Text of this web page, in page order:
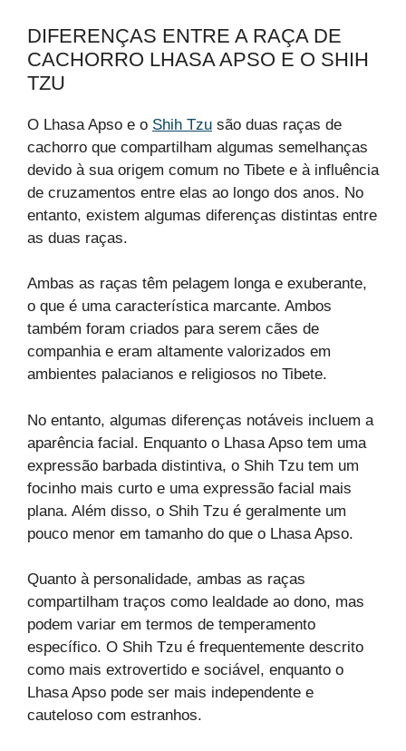
DIFERENÇAS ENTRE A RAÇA DE
CACHORRO LHASA APSO E O SHIH
TZU
O Lhasa Apso e o Shih Tzu são duas raças de
cachorro que compartilham algumas semelhanças
devido à sua origem comum no Tibete e à influência
de cruzamentos entre elas ao longo dos anos. No
entanto, existem algumas diferenças distintas entre
as duas raças.
Ambas as raças têm pelagem longa e exuberante,
o que é uma característica marcante. Ambos
também foram criados para serem cães de
companhia e eram altamente valorizados em
ambientes palacianos e religiosos no Tibete.
No entanto, algumas diferenças notáveis incluem a
aparência facial. Enquanto o Lhasa Apso tem uma
expressão barbada distintiva, o Shih Tzu tem um
focinho mais curto e uma expressão facial mais
plana. Além disso, o Shih Tzu é geralmente um
pouco menor em tamanho do que o Lhasa Apso.
Quanto à personalidade, ambas as raças
compartilham traços como lealdade ao dono, mas
podem variar em termos de temperamento
específico. O Shih Tzu é frequentemente descrito
como mais extrovertido e sociável, enquanto o
Lhasa Apso pode ser mais independente e
cauteloso com estranhos.